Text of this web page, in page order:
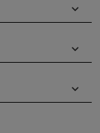
keyboard_arrow_down
keyboard_arrow_down
keyboard_arrow_down